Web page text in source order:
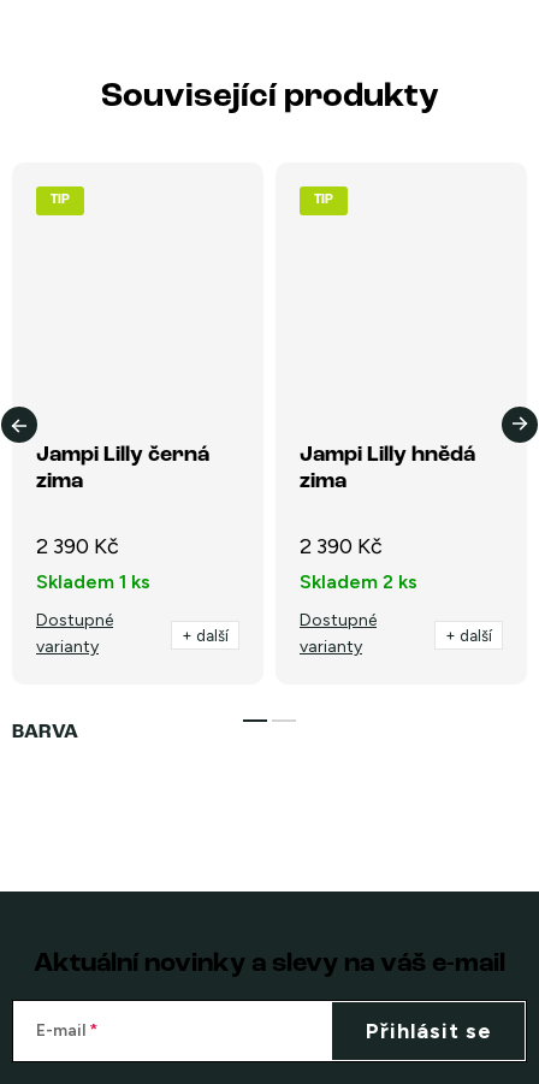
Související produkty
TIP
Jampi Lilly černá
zima
2 390 Kč
Skladem 1 ks
Dostupné
varianty
+ další
TIP
Jampi Lilly hnědá
zima
2 390 Kč
Skladem 2 ks
Dostupné
varianty
+ další
Aktuální novinky a slevy na váš e-mail
E-mail Přihlásit se